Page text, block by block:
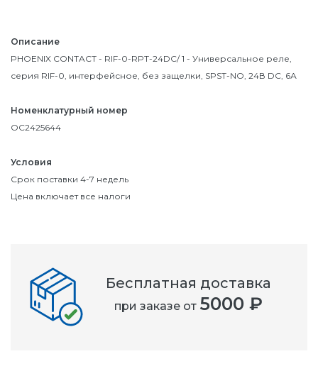
Описание
PHOENIX CONTACT - RIF-0-RPT-24DC/ 1 - Универсальное реле,
серия RIF-0, интерфейсное, без защелки, SPST-NO, 24В DC, 6А
Номенклатурный номер
OC2425644
Условия
Срок поставки 4-7 недель
Цена включает все налоги
Бесплатная доставка
при заказе от 5000 ₽